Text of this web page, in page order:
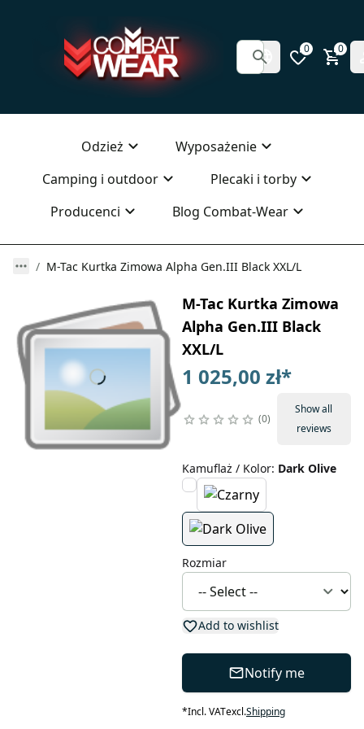
0 0
Odzież
Wyposażenie
Camping i outdoor
Plecaki i torby
Producenci
Blog Combat-Wear
M-Tac Kurtka Zimowa Alpha Gen.III Black XXL/L
M-Tac Kurtka Zimowa
Alpha Gen.III Black
XXL/L
1 025,00 zł*
0
Show all
reviews
Kamuflaż / Kolor: Dark Olive
Rozmiar
Add to wishlist
Notify me
*Incl. VATexcl.Shipping